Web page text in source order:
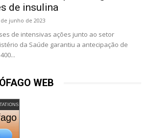
de insulina
junho de 2023
de intensivas ações junto ao setor
da Saúde garantiu a antecipação de
WEB